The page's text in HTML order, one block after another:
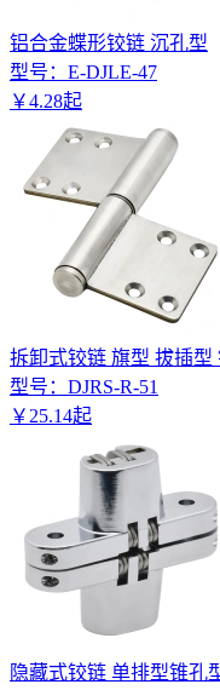
铝合金蝶形铰链 沉孔型
型号： E-DJLE-47
￥4.28起
拆卸式铰链 旗型 拔插型
型号： DJRS-R-51
￥ 25.14起
隐藏式铰链 单排型锥孔